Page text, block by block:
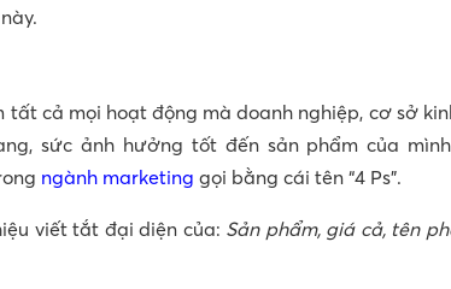
cả mọi hoạt động mà doanh nghiệp, cơ sở
sức ảnh hưởng tốt đến sản phẩm của
ngành marketing gọi bằng cái tên “4 Ps”.
viết tắt đại diện của: Sản phẩm, giá cả, tên